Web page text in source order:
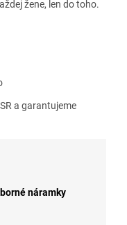
žene, len do toho.
a garantujeme
náramky